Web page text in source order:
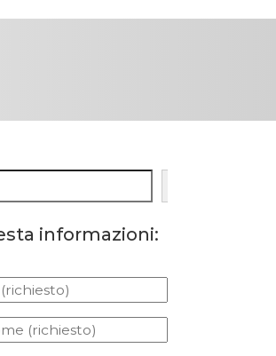
informazioni: